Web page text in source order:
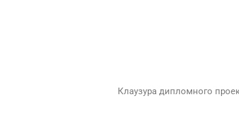
Клаузура дипломного